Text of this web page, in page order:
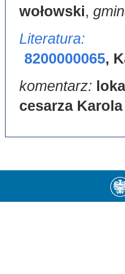
wołowski,
Literatura:
8200000065,
komentarz:
cesarza Karola